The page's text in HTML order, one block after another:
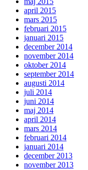
april 2015
mars 2015
februari 2015
januari 2015
december 2014
november 2014
oktober 2014
september 2014
augusti 2014
juli 2014
juni 2014
maj 2014
april 2014
mars 2014
februari 2014
januari 2014
december 2013
november 2013